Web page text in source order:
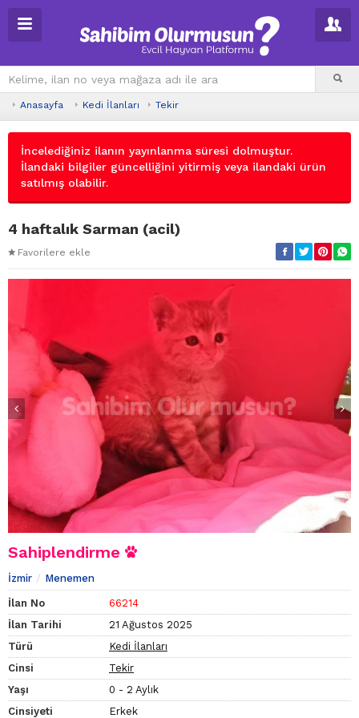
Anasayfa Kedi İlanları Tekir
İncelediğiniz ilanın yayınlanma süresi dolmuştur.
İlandaki bilgiler güncelliğini yitirmiş veya ilandaki ürün
satılmış olabilir.
4 haftalık Sarman (acil)
Favorilere ekle
Sahiplendirme
İzmir Menemen
İlan No
66214
İlan Tarihi
21 Ağustos 2025
Türü
Kedi İlanları
Cinsi
Tekir
Yaşı
0 - 2 Aylık
Cinsiyeti
Erkek